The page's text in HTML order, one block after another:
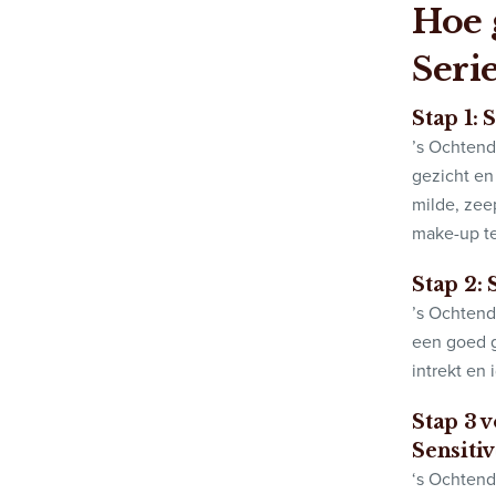
Hoe
Stap 1:
’s
gezicht
milde,
make-up
Stap 2:
’s
een goed
intrekt en
Stap 3
‘s